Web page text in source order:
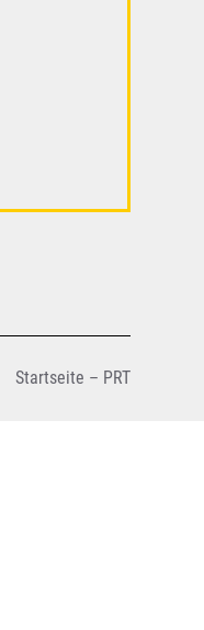
Startseite – PRT